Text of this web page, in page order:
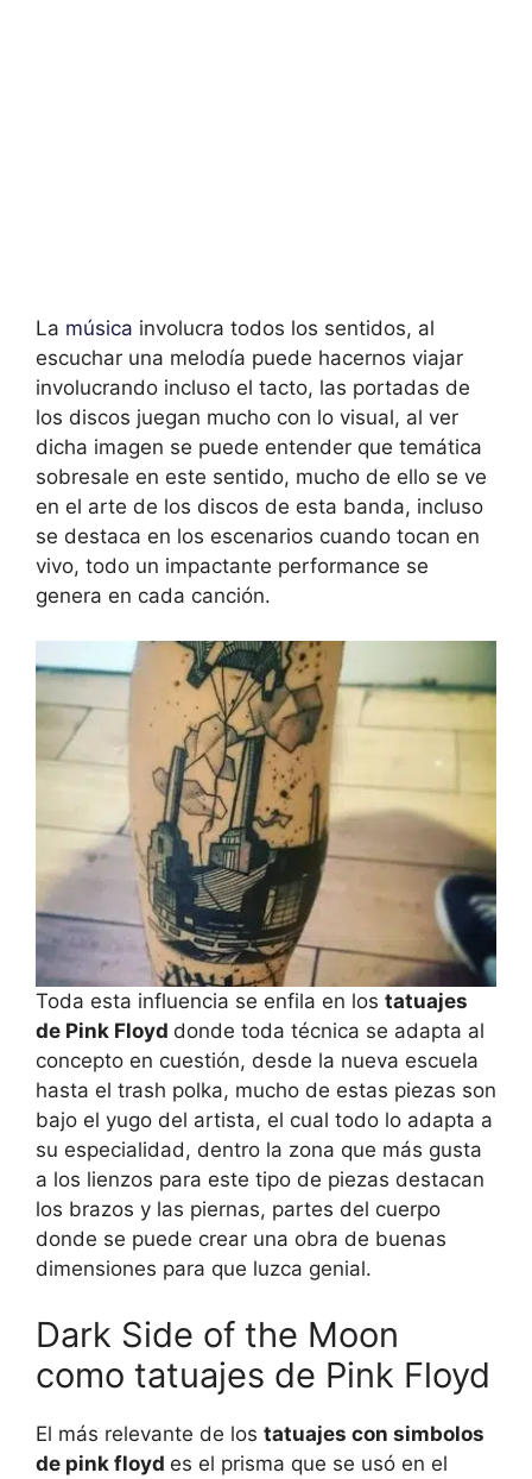
La música involucra todos los sentidos, al
escuchar una melodía puede hacernos viajar
involucrando incluso el tacto, las portadas de
los discos juegan mucho con lo visual, al ver
dicha imagen se puede entender que temática
sobresale en este sentido, mucho de ello se ve
en el arte de los discos de esta banda, incluso
se destaca en los escenarios cuando tocan en
vivo, todo un impactante performance se
genera en cada canción.
Toda esta influencia se enfila en los tatuajes
de Pink Floyd donde toda técnica se adapta al
concepto en cuestión, desde la nueva escuela
hasta el trash polka, mucho de estas piezas son
bajo el yugo del artista, el cual todo lo adapta a
su especialidad, dentro la zona que más gusta
a los lienzos para este tipo de piezas destacan
los brazos y las piernas, partes del cuerpo
donde se puede crear una obra de buenas
dimensiones para que luzca genial.
Dark Side of the Moon
como tatuajes de Pink Floyd
El más relevante de los tatuajes con simbolos
de pink floyd es el prisma que se usó en el